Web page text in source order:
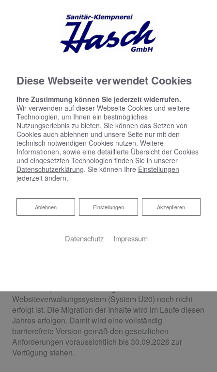
Barrierefreiheitserklärung
Hasch GmbH Heizung & Sanitär bemüht sich, ihre
Website im Einklang mit dem
Barrierefreiheitsstärkungsgesetz (BFSG) sowie der EU-
Websiteverwaltungssystem (System U20) noch nicht
erfolgt ist. Die Migration der Inhalte wird im Laufe diesen
Jahres erfolgen. Damit wird eine vollständig
barrierefreie Version gemäß den gesetzlichen
Anforderungen voraussichtlich bis 30.09.2026 zur
Verfügung stehen.
Diese Webseite verwendet Cookies
Ihre Zustimmung können Sie jederzeit widerrufen.
Wir verwenden auf dieser Webseite Cookies und weitere
Technologien, um Ihnen ein bestmögliches
Nutzungserlebnis zu bieten. Sie können das Setzen von
Cookies auch ablehnen und unsere Seite nur mit den
technisch notwendigen Cookies nutzen. Weitere
Informationen, sowie eine detaillierte Übersicht der Cookies
und eingesetzten Technologien finden Sie in unserer
Datenschutzerklärung. Sie können Ihre Einstellungen
jederzeit ändern.
Akzeptieren
Einstellungen
Ablehnen
Ablehnen
Datenschutz Impressum